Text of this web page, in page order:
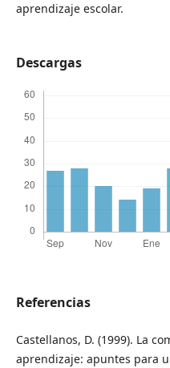
aprendizaje escolar.
Descargas
Referencias
Castellanos, D. (1999). La
aprendizaje: apuntes para